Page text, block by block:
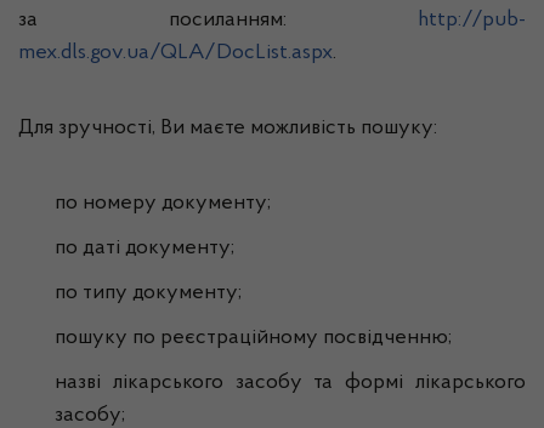
за посиланням:
http://pub-
mex.dls.gov.ua/QLA/DocList.aspx.
Для зручності, Ви маєте можливість пошуку:
по номеру документу;
по даті документу;
по типу документу;
пошуку по реєстраційному посвідченню;
назві лікарського засобу та формі лікарського
засобу;